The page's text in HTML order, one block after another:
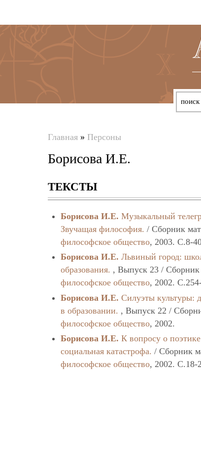
здесь
Главная » Персоны
Борисова И.Е.
ТЕКСТЫ
Борисова И.Е. Музыкальный
Звучащая философия. / Сборник
философское общество, 2003. C.8-
Борисова И.Е. Львиный город:
образования. , Выпуск 23 /
философское общество, 2002.
Борисова И.Е. Силуэты культуры:
в образовании. , Выпуск 22 /
философское общество, 2002.
Борисова И.Е. К вопросу о
социальная катастрофа. / Сборник
философское общество, 2002. C.18-